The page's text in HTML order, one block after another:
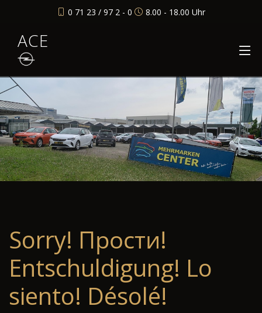
0 71 23 / 97 2 - 0 8.00 - 18.00 Uhr
ACE
Sorry! Прости!
Entschuldigung! Lo
siento! Désolé!